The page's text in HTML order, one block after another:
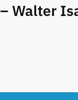
Walter